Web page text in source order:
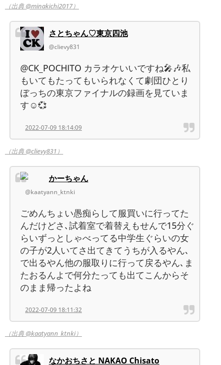
（出典 @minakichi2017）
さとちゃん♡東京四池
@clievy831
@CK_POCHITO カラオケいいですね🎤🎶私
もいてもたってもいられなくて劇団ひとり
ぼっちの東京ファイナルの録画を見ていま
す☺️💞
2022-07-09 18:14:09
（出典 @clievy831）
かーちゃん
@kaatyann_ktnki
ごめんちょい愚痴らして服買いに行ってた
んだけどさ､試着室で着替えもせんで15分ぐ
らいずっとしゃべってる中学生ぐらいの女
の子が2人いてさ出てきてうちが入るやん､
で出るやん他の服取りに行って戻るやん､ま
たおるんよで何分たっても出てこんからそ
のまま帰ったよね
2022-07-09 18:11:32
（出典 @kaatyann_ktnki）
なかおちさと NAKAO Chisato